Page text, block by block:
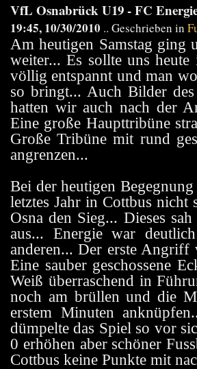
VfL Osnabrück U19 - FC
19:45, 10/30/2010 .. Geschrieben in
Am heutigen Samstag ging
weiter... Es sollte uns
völlig entspannt und man
so bringt... Auch Bilder
hatten wir auch nach der
Eine große Haupttribüne
Große Tribüne mit rund
angrenzen...
Bei der heutigen
letztes Jahr in Cottbus nicht
Osna den Sieg... Dieses
aus... Energie war
anderen... Der erste Angriff
Eine sauber geschossene
Weiß überraschend in
noch am brüllen und die
erstem Minuten
dümpelte das Spiel so vor
0 erhöhen aber schöner
Cottbus keine Punkte mit